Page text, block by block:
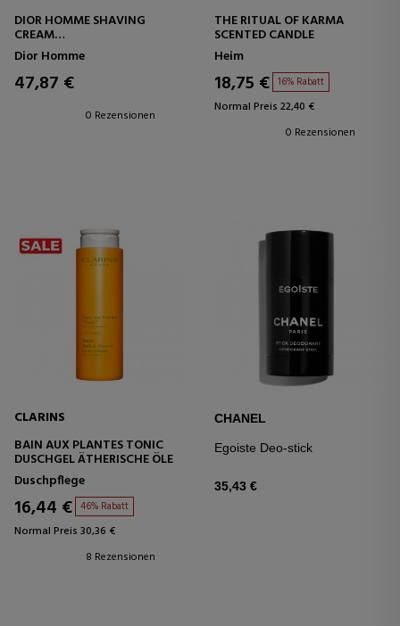
DIOR HOMME SHAVING
CREAM
RASIERCREME
Dior Homme
47,87 €
0 Rezensionen
THE RITUAL OF KARMA
SCENTED CANDLE
Heim
18,75 € 16% Rabatt
Normal Preis 22,40 €
0 Rezensionen
CLARINS
BAIN AUX PLANTES TONIC
DUSCHGEL ÄTHERISCHE ÖLE
Duschpflege
16,44 € 46% Rabatt
Normal Preis 30,36 €
8 Rezensionen
CHANEL
Egoiste Deo-stick
35,43 €